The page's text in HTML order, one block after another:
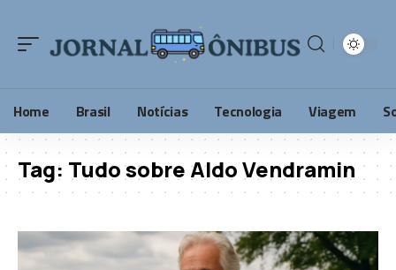
Home Brasil Notícias Tecnologia Viagem
Tag: Tudo sobre Aldo Vendramin